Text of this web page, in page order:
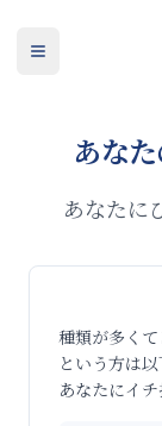
Open main
あな
あなたに
種類が多くて
という方は
あなたにイ